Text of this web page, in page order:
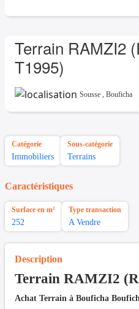
Terrain RAMZI2
T1995)
Sousse , Bouficha
Catégorie
Immobiliers
Sous-catégorie
Terrains
Caractéristiques
Surface en m²
252
Type transaction
A Vendre
Description
Terrain RAMZI2
Achat Terrain à Bouficha